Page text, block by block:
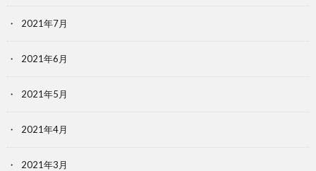
2021年7月
2021年6月
2021年5月
2021年4月
2021年3月